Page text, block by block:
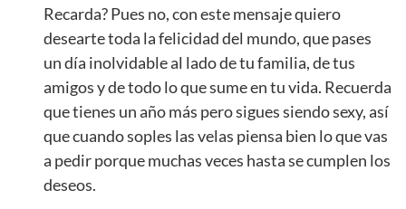
Recarda? Pues no, con este mensaje quiero
desearte toda la felicidad del mundo, que pases
un día inolvidable al lado de tu familia, de tus
amigos y de todo lo que sume en tu vida. Recuerda
que tienes un año más pero sigues siendo sexy, así
que cuando soples las velas piensa bien lo que vas
a pedir porque muchas veces hasta se cumplen los
deseos.